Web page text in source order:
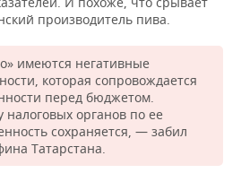
производитель пива.
имеются негативные
которая сопровождается
перед бюджетом.
налоговых органов по ее
сохраняется, — забил
Татарстана.